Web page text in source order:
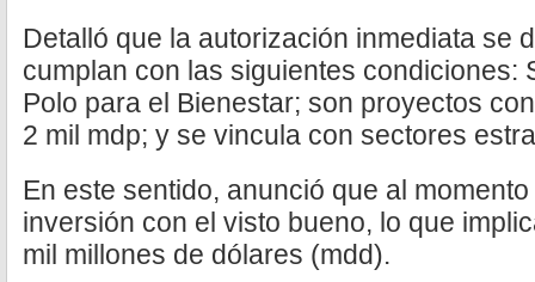
Detalló que la autorización inmediata se
cumplan con las siguientes condiciones:
Polo para el Bienestar; son proyectos
2 mil mdp; y se vincula con sectores
En este sentido, anunció que al
inversión con el visto bueno, lo que
mil millones de dólares (mdd).